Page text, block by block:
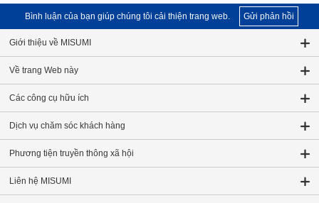
Bình luận của bạn giúp chúng tôi cải thiện trang web. Gửi phản hồi
Giới thiệu về MISUMI
Về trang Web này
Các công cụ hữu ích
Dịch vụ chăm sóc khách hàng
Phương tiện truyền thông xã hội
Liên hệ MISUMI